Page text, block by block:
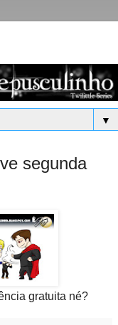
▼
segunda
gratuita né?